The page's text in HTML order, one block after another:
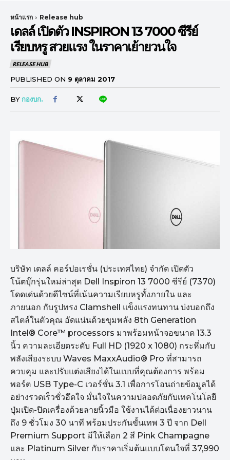
หน้าแรก Release hub
เดลล์ เปิดตัว INSPIRON 13 7000 ซีรีย์
เรียบหรู สวยแรง ในราคาเย้ายวนใจ
RELEASE HUB
PUBLISHED ON 9 ตุลาคม 2017
BY กองบก.
บริษัท เดลล์ คอร์ปอเรชั่น (ประเทศไทย) จำกัด เปิดตัว
โน้ตบุ๊กรุ่นใหม่ล่าสุด Dell Inspiron 13 7000 ซีรีย์ (7370)
โดดเด่นด้วยดีไซน์ที่เน้นความเรียบหรูทั้งภายใน และ
ภายนอก กับรูปทรง Clamshell แข็งแรงทนทาน บ่งบอกถึง
สไตล์ในตัวคุณ อัดแน่นด้วยขุมพลัง 8th Generation
Intel® Core™ processors มาพร้อมหน้าจอขนาด 13.3
นิ้ว ความละเอียดระดับ Full HD (1920 x 1080) กระหึ่มกับ
พลังเสียงระบบ Waves MaxxAudio® Pro ที่สามารถ
ควบคุม และปรับแต่งเสียงได้ในแบบที่คุณต้องการ พร้อม
พอร์ต USB Type-C เวอร์ชั่น 3.1 เพื่อการโอนถ่ายข้อมูลได้
อย่างรวดเร็วชั่วอึดใจ มั่นใจในความปลอดภัยกับเทคโนโลยี
ปุ่มเปิด-ปิดเครื่องด้วยลายนิ้วมือ ใช้งานได้ต่อเนื่องยาวนาน
ถึง 9 ชั่วโมง 30 นาที พร้อมประกันขั้นเทพ 3 ปี จาก Dell
Premium Support มีให้เลือก 2 สี Pink Champagne
และ Platinum Silver กับราคาเริ่มต้นแบบโดนใจที่ 37,990